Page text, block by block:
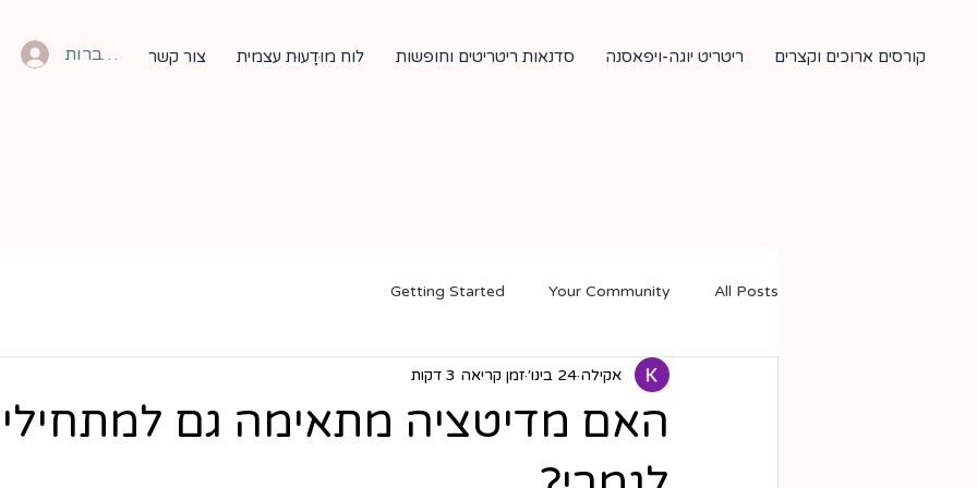
להתחברות קורסים ארוכים וקצרים ריטריט יוגה-ויפאסנה סדנאות ריטריטים וחופשות לוח מוּדָעוּת עצמית צור קשר
All Posts
Your Community
Getting Started
האם מדיטציה מתאימה גם
אקילה 24 בינו׳ זמן קריאה 3 דקות